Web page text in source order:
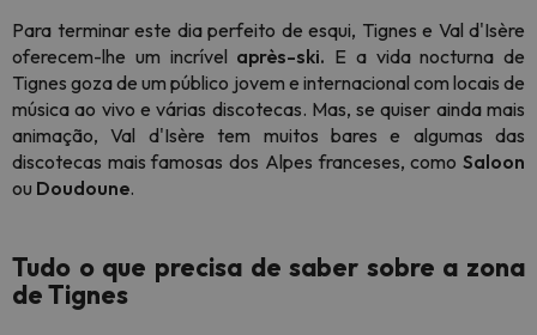
Para terminar este dia perfeito de esqui, Tignes e Val d'Isère
oferecem-lhe um incrível après-ski. E a vida nocturna de
Tignes goza de um público jovem e internacional com locais de
música ao vivo e várias discotecas. Mas, se quiser ainda mais
animação, Val d'Isère tem muitos bares e algumas das
discotecas mais famosas dos Alpes franceses, como Saloon
ou Doudoune.
Tudo o que precisa de saber sobre a zona
de Tignes